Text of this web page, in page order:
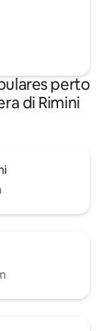
perto
di Rimini